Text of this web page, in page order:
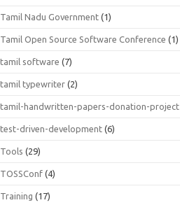
Tamil Nadu Government (1)
Tamil Open Source Software Conference (1)
tamil software (7)
tamil typewriter (2)
tamil-handwritten-papers-donation-project
test-driven-development (6)
Tools (29)
TOSSConf (4)
Training (17)